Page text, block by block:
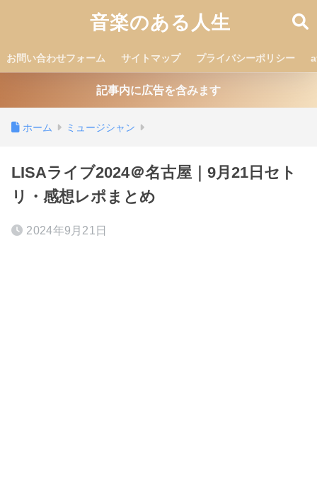
音楽のある人生
お問い合わせフォーム サイトマップ プライバシーポリシー
記事内に広告を含みます
ホーム ミュージシャン
LISAライブ2024＠名古屋｜9月21日セト
リ・感想レポまとめ
2024年9月21日